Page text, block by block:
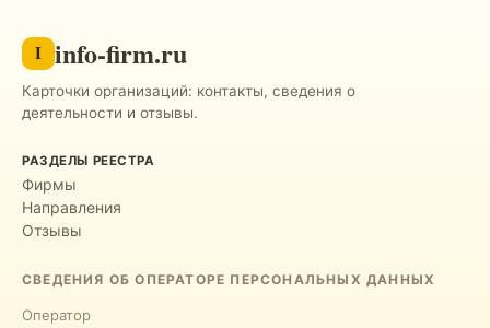
I info-firm.ru
Карточки организаций: контакты, сведения о
деятельности и отзывы.
РАЗДЕЛЫ РЕЕСТРА
Фирмы
Направления
Отзывы
СВЕДЕНИЯ ОБ ОПЕРАТОРЕ ПЕРСОНАЛЬНЫХ ДАННЫХ
Оператор